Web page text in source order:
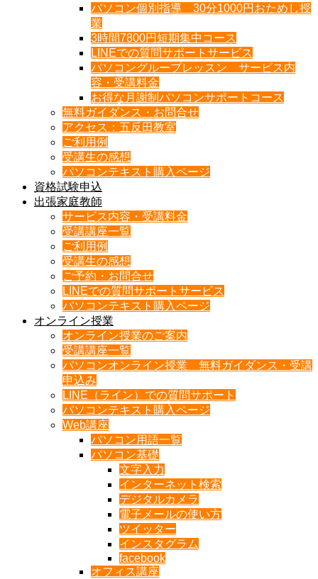
パソコン個別指導 30分1000円おためし授
業
3時間7800円短期集中コース
LINEでの質問サポートサービス
パソコングループレッスン サービス内
容・受講料金
お得な月謝制パソコンサポートコース
無料ガイダンス・お問合せ
アクセス：五反田教室
ご利用例
受講生の感想
パソコンテキスト購入ページ
資格試験申込
出張家庭教師
サービス内容・受講料金
受講講座一覧
ご利用例
受講生の感想
ご予約・お問合せ
LINEでの質問サポートサービス
パソコンテキスト購入ページ
オンライン授業
オンライン授業のご案内
受講講座一覧
パソコンオンライン授業 無料ガイダンス・受講
申込み
LINE（ライン）での質問サポート
パソコンテキスト購入ページ
Web講座
パソコン用語一覧
パソコン基礎
文字入力
インターネット検索
デジタルカメラ
電子メールの使い方
ツイッター
インスタグラム
facebook
オフィス講座